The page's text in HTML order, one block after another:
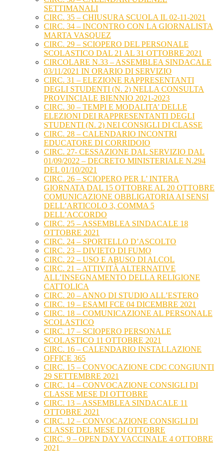
SETTIMANALI
CIRC. 35 – CHIUSURA SCUOLA IL 02-11-2021
CIRC. 34 – INCONTRO CON LA GIORNALISTA
MARTA VASQUEZ
CIRC. 29 – SCIOPERO DEL PERSONALE
SCOLASTICO DAL 21 AL 31 OTTOBRE 2021
CIRCOLARE N.33 – ASSEMBLEA SINDACALE
03/11/2021 IN ORARIO DI SERVIZIO
CIRC. 31 – ELEZIONE RAPPRESENTANTI
DEGLI STUDENTI (N. 2) NELLA CONSULTA
PROVINCIALE BIENNIO 2021-2023
CIRC. 30 – TEMPI E MODALITA’ DELLE
ELEZIONI DEI RAPPRESENTANTI DEGLI
STUDENTI (N. 2) NEI CONSIGLI DI CLASSE
CIRC. 28 – CALENDARIO INCONTRI
EDUCATORE DI CORRIDOIO
CIRC. 27- CESSAZIONE DAL SERVIZIO DAL
01/09/2022 – DECRETO MINISTERIALE N.294
DEL 01/10/2021
CIRC. 26 – SCIOPERO PER L’ INTERA
GIORNATA DAL 15 OTTOBRE AL 20 OTTOBRE
COMUNICAZIONE OBBLIGATORIA AI SENSI
DELL’ARTICOLO 3, COMMA 5
DELL’ACCORDO
CIRC. 25 – ASSEMBLEA SINDACALE 18
OTTOBRE 2021
CIRC. 24 – SPORTELLO D’ASCOLTO
CIRC. 23 – DIVIETO DI FUMO
CIRC. 22 – USO E ABUSO DI ALCOL
CIRC. 21 – ATTIVITÀ ALTERNATIVE
ALL’INSEGNAMENTO DELLA RELIGIONE
CATTOLICA
CIRC. 20 – ANNO DI STUDIO ALL’ESTERO
CIRC. 19 – ESAMI FCE 04 DICEMBRE 2021
CIRC. 18 – COMUNICAZIONE AL PERSONALE
SCOLASTICO
CIRC. 17 – SCIOPERO PERSONALE
SCOLASTICO 11 OTTOBRE 2021
CIRC. 16 – CALENDARIO INSTALLAZIONE
OFFICE 365
CIRC. 15 – CONVOCAZIONE CDC CONGIUNTI
29 SETTEMBRE 2021
CIRC. 14 – CONVOCAZIONE CONSIGLI DI
CLASSE MESE DI OTTOBRE
CIRC. 13 – ASSEMBLEA SINDACALE 11
OTTOBRE 2021
CIRC. 12 – CONVOCAZIONE CONSIGLI DI
CLASSE DEL MESE DI OTTOBRE
CIRC. 9 – OPEN DAY VACCINALE 4 OTTOBRE
2021